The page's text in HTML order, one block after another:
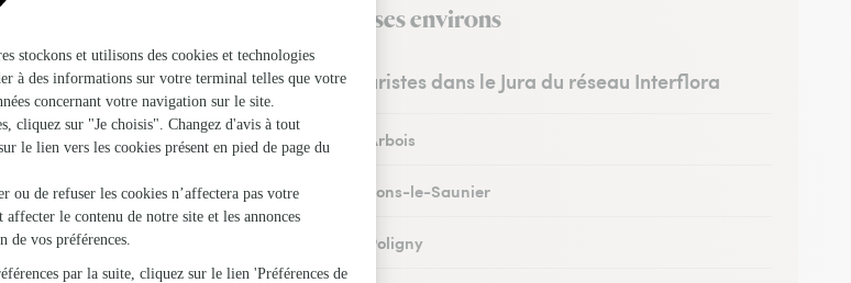
à Toulouse-le-Château et dans ses environs
Les fleuristes dans le Jura du réseau Interflora
Fleuristes à Arbois
Fleuristes à Lons-le-Saunier
Fleuristes à Poligny